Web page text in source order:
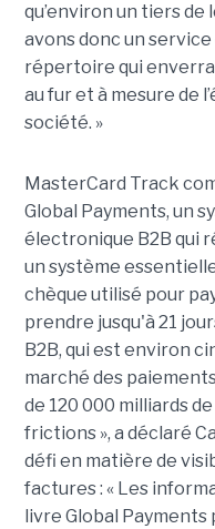
qu’environ un tiers de
avons donc un
répertoire qui enverra
au fur et à mesure de
société. »
MasterCard Track
Global Payments, un
électronique B2B qui
un système
chèque utilisé pour
prendre jusqu'à 21
B2B, qui est environ
marché des
de 120 000 milliards
frictions », a déclaré
défi en matière de
factures : « Les
livre Global